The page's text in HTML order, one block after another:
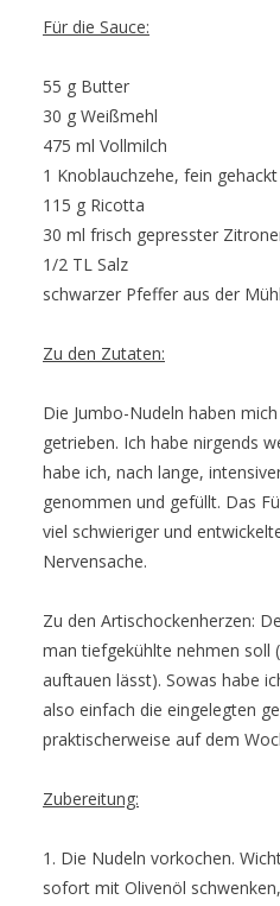
Für die Sauce:
55 g Butter
30 g Weißmehl
475 ml Vollmilch
1 Knoblauchzehe, fein gehackt
115 g Ricotta
30 ml frisch gepresster
1/2 TL Salz
schwarzer Pfeffer aus der
Zu den Zutaten:
Die Jumbo-Nudeln haben
getrieben. Ich habe nirgends
habe ich, nach lange,
genommen und gefüllt. Das
viel schwieriger und
Nervensache.
Zu den Artischockenherzen:
man tiefgekühlte nehmen soll
auftauen lässt). Sowas habe
also einfach die eingelegten
praktischerweise auf dem
Zubereitung:
1. Die Nudeln vorkochen.
sofort mit Olivenöl